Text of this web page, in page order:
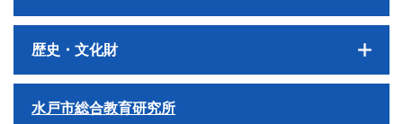
歴史・文化財
水戸市総合教育研究所